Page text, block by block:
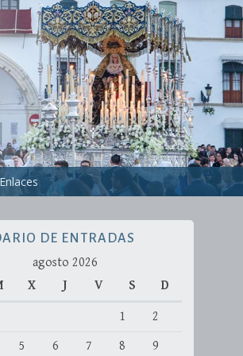
Enlaces
DE ENTRADAS
agosto 2026
X J V S D
1
2
5 6 7 8
9